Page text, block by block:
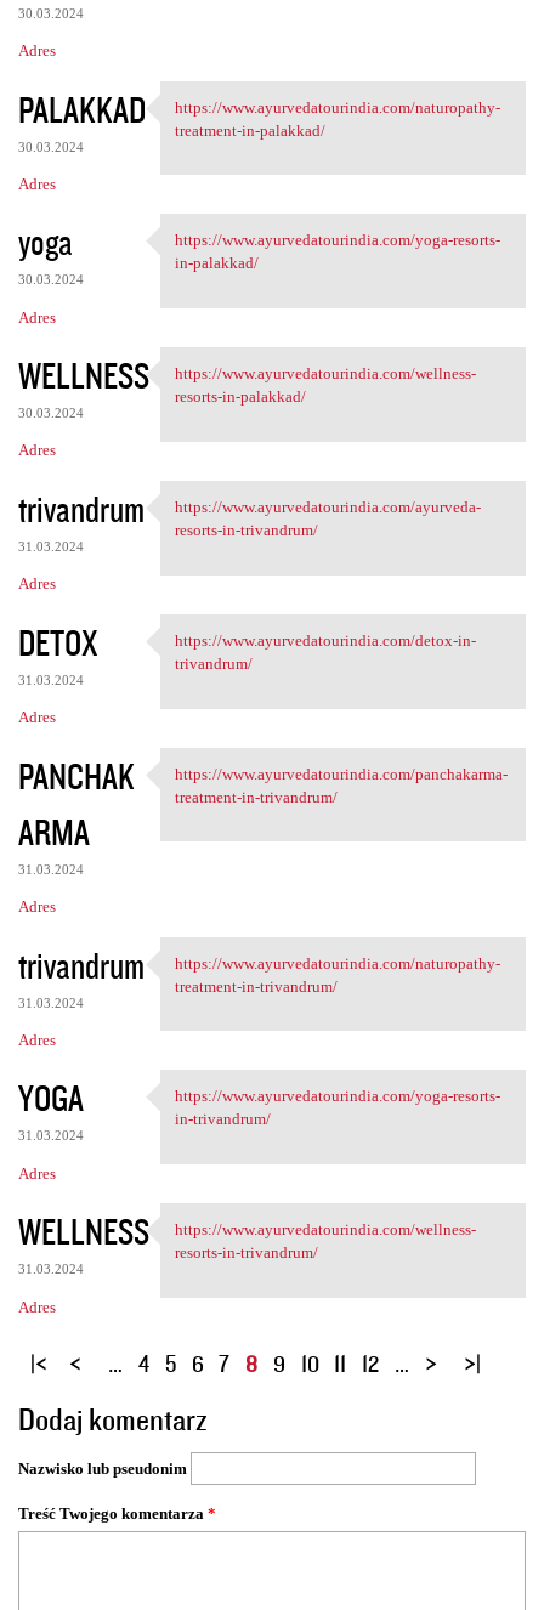
30.03.2024
Adres
PALAKKAD
30.03.2024
Adres
https://www.ayurvedatourindia
https://www.ayurvedatourindia.com/naturopathy-
treatment-in-palakkad/
yoga
30.03.2024
Adres
https://www.ayurvedatourindia
https://www.ayurvedatourindia.com/yoga-resorts-
in-palakkad/
WELLNESS
30.03.2024
Adres
https://www.ayurvedatourindia
https://www.ayurvedatourindia.com/wellness-
resorts-in-palakkad/
trivandrum
31.03.2024
Adres
https://www.ayurvedatourindia
https://www.ayurvedatourindia.com/ayurveda-
resorts-in-trivandrum/
DETOX
31.03.2024
Adres
https://www.ayurvedatourindia
https://www.ayurvedatourindia.com/detox-in-
trivandrum/
PANCHAK
ARMA
31.03.2024
Adres
https://www.ayurvedatourindia
https://www.ayurvedatourindia.com/panchakarma-
treatment-in-trivandrum/
trivandrum
31.03.2024
Adres
https://www.ayurvedatourindia
https://www.ayurvedatourindia.com/naturopathy-
treatment-in-trivandrum/
YOGA
31.03.2024
Adres
https://www.ayurvedatourindia
https://www.ayurvedatourindia.com/yoga-resorts-
in-trivandrum/
WELLNESS
31.03.2024
Adres
https://www.ayurvedatourindia
https://www.ayurvedatourindia.com/wellness-
resorts-in-trivandrum/
S
r
o
y
… 4 5 6 7 8 9 10 11 12 …
Dodaj komentarz
Nazwisko lub pseudonim
Treść Twojego komentarza *